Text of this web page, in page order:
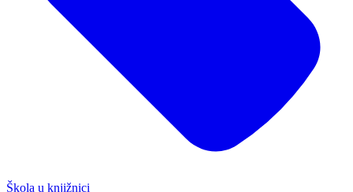
Škola u knjižnici